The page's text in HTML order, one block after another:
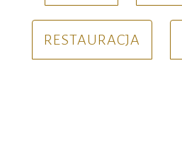
RESTAURACJA